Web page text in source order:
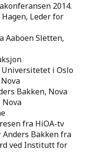
2014.
Leder for
Aaboen Sletten,
i Oslo
Bakken, Nova
Nova
fra HiOA-tv
Bakken fra
ved Institutt for